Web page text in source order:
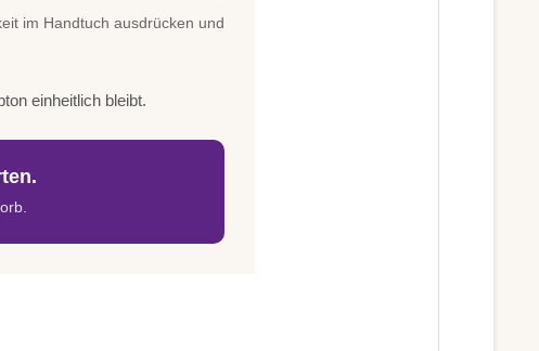
im Handtuch ausdrücken und
einheitlich bleibt.